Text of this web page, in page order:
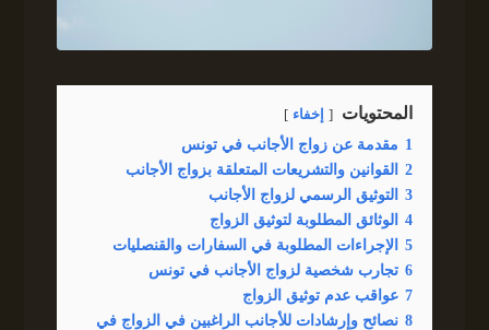
المحتويات إخفاء
1 مقدمة عن زواج الأجانب في تونس
2 القوانين والتشريعات المتعلقة بزواج الأجانب
3 التوثيق الرسمي لزواج الأجانب
4 الوثائق المطلوبة لتوثيق الزواج
5 الإجراءات المطلوبة في السفارات والقنصليات
6 تجارب شخصية لزواج الأجانب في تونس
7 عواقب عدم توثيق الزواج
8 نصائح وإرشادات للأجانب الراغبين في الزواج في